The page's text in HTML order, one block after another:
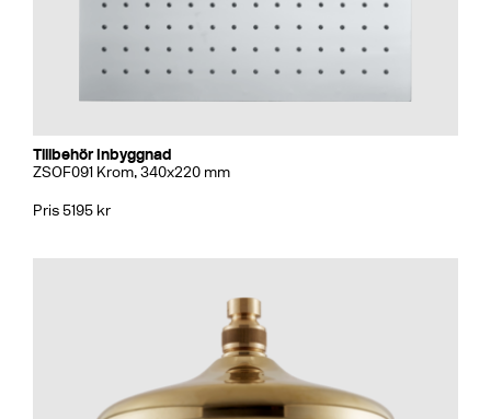
Tillbehör Inbyggnad
ZSOF091 Krom, 340x220 mm
Pris 5195 kr